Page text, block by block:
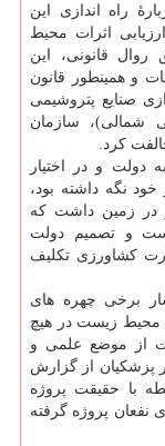
دربارهٔ راه اندازی این
اثرات محیط
قانونی، این
و همینطور قانون
اندازی صنایع پتروشیمی
شمالی)، سازمان
کرد.
دولت و در اختیار
نگه داشته بود،
در زمین داشت که
و تصمیم دولت
شد و به وزارت کشاورزی تکلیف
برخی چهره های
محیط زیست در هیچ
از موضع علمی و
پزشکیان از گزارش
با حقیقت پروژه
نفعان پروژه گرفته